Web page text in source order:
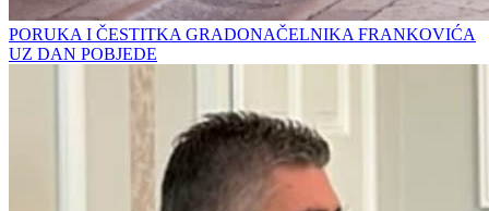
PORUKA I ČESTITKA GRADONAČELNIKA FRANKOVIĆA
UZ DAN POBJEDE